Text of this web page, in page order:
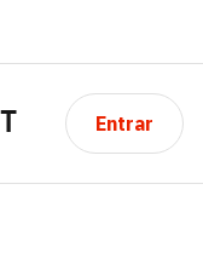
Entrar